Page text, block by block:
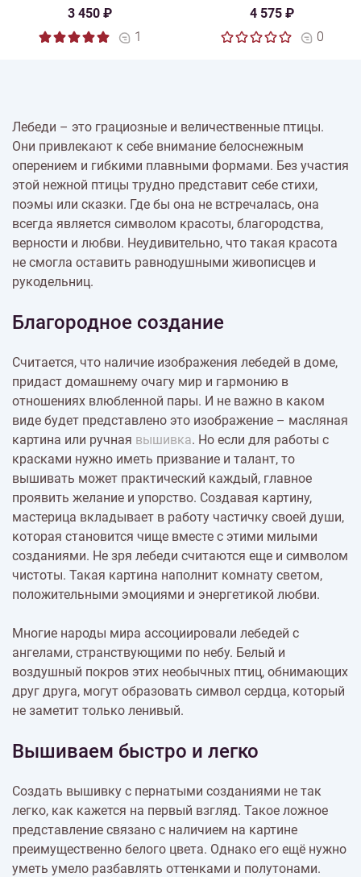
3 450 ₽
1
4 575 ₽
0
Лебеди – это грациозные и величественные птицы.
Они привлекают к себе внимание белоснежным
оперением и гибкими плавными формами. Без участия
этой нежной птицы трудно представит себе стихи,
поэмы или сказки. Где бы она не встречалась, она
всегда является символом красоты, благородства,
верности и любви. Неудивительно, что такая красота
не смогла оставить равнодушными живописцев и
рукодельниц.
Благородное создание
Считается, что наличие изображения лебедей в доме,
придаст домашнему очагу мир и гармонию в
отношениях влюбленной пары. И не важно в каком
виде будет представлено это изображение – масляная
картина или ручная вышивка. Но если для работы с
красками нужно иметь призвание и талант, то
вышивать может практический каждый, главное
проявить желание и упорство. Создавая картину,
мастерица вкладывает в работу частичку своей души,
которая становится чище вместе с этими милыми
созданиями. Не зря лебеди считаются еще и символом
чистоты. Такая картина наполнит комнату светом,
положительными эмоциями и энергетикой любви.
Многие народы мира ассоциировали лебедей с
ангелами, странствующими по небу. Белый и
воздушный покров этих необычных птиц, обнимающих
друг друга, могут образовать символ сердца, который
не заметит только ленивый.
Вышиваем быстро и легко
Создать вышивку с пернатыми созданиями не так
легко, как кажется на первый взгляд. Такое ложное
представление связано с наличием на картине
преимущественно белого цвета. Однако его ещё нужно
уметь умело разбавлять оттенками и полутонами.